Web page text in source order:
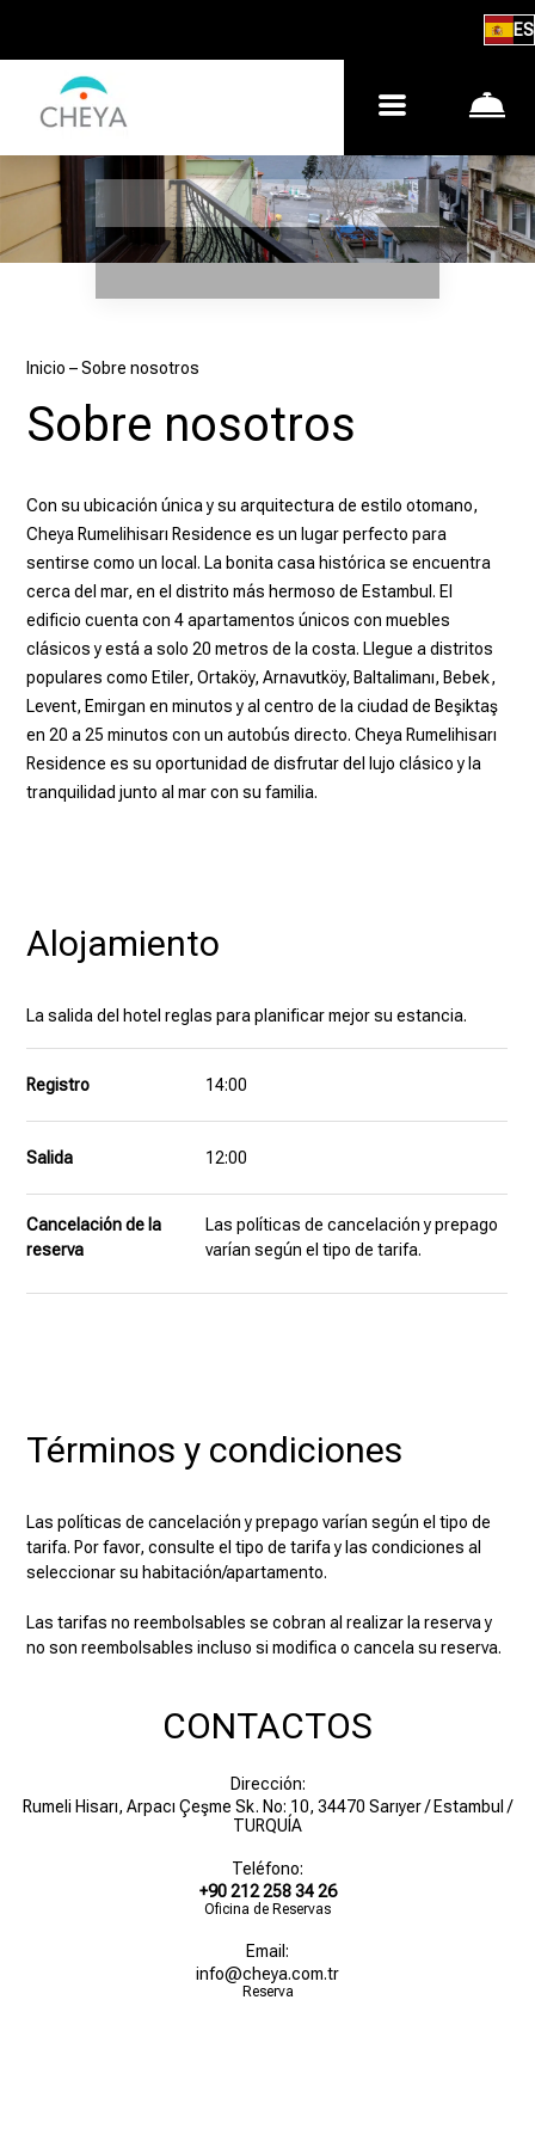
ES
Inicio–Sobre nosotros
Sobre nosotros
Con su ubicación única y su arquitectura de estilo otomano,
Cheya Rumelihisarı Residence es un lugar perfecto para
sentirse como un local. La bonita casa histórica se encuentra
cerca del mar, en el distrito más hermoso de Estambul. El
edificio cuenta con 4 apartamentos únicos con muebles
clásicos y está a solo 20 metros de la costa. Llegue a distritos
populares como Etiler, Ortaköy, Arnavutköy, Baltalimanı, Bebek,
Levent, Emirgan en minutos y al centro de la ciudad de Beşiktaş
en 20 a 25 minutos con un autobús directo. Cheya Rumelihisarı
Residence es su oportunidad de disfrutar del lujo clásico y la
tranquilidad junto al mar con su familia.
Alojamiento
La salida del hotel reglas para planificar mejor su estancia.
Registro 14:00
Salida 12:00
Cancelación de la
reserva
Las políticas de cancelación y prepago
varían según el tipo de tarifa.
Términos y condiciones
Las políticas de cancelación y prepago varían según el tipo de
tarifa. Por favor, consulte el tipo de tarifa y las condiciones al
seleccionar su habitación/apartamento.
Las tarifas no reembolsables se cobran al realizar la reserva y
no son reembolsables incluso si modifica o cancela su reserva.
CONTACTOS
Dirección:
Rumeli Hisarı, Arpacı Çeşme Sk. No: 10, 34470 Sarıyer / Estambul /
TURQUÍA
Teléfono:
+90 212 258 34 26
Oficina de Reservas
Email:
info@cheya.com.tr
Reserva